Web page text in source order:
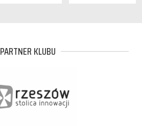
PARTNER KLUBU